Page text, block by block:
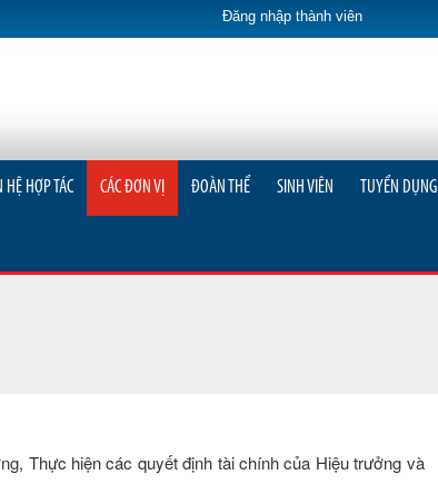
Đăng nhập thành viên
HỆ HỢP TÁC CÁC ĐƠN VỊ ĐOÀN THỂ SINH VIÊN TUYỂN DỤNG
Thực hiện các quyết định tài chính của Hiệu trưởng và